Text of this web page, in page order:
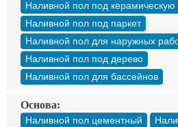
Наливной пол под керамическую
Наливной пол под паркет
Наливной пол для наружных
Наливной пол под дерево
Наливной пол для бассейнов
Основа:
Наливной пол цементный